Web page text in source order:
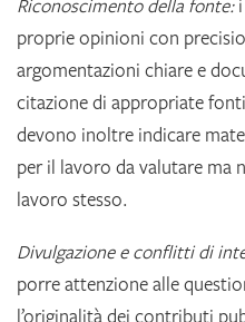
Riconoscimento della fonte:i
proprie opinioni con
argomentazioni chiare e
citazione di appropriate
devono inoltre indicare
per il lavoro da valutare ma
lavoro stesso.
Divulgazione e conflitti di
porre attenzione alle
l’originalità dei contributi